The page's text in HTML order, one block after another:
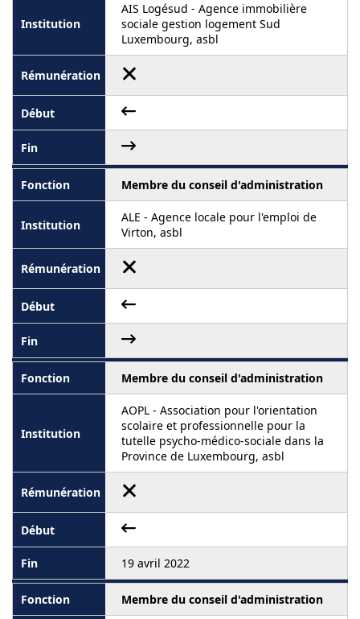
AIS Logésud - Agence immobilière
sociale gestion logement Sud
Luxembourg, asbl
Membre du conseil d'administration
ALE - Agence locale pour l'emploi de
Virton, asbl
Membre du conseil d'administration
AOPL - Association pour l'orientation
scolaire et professionnelle pour la
tutelle psycho-médico-sociale dans la
Province de Luxembourg, asbl
19 avril 2022
Membre du conseil d'administration